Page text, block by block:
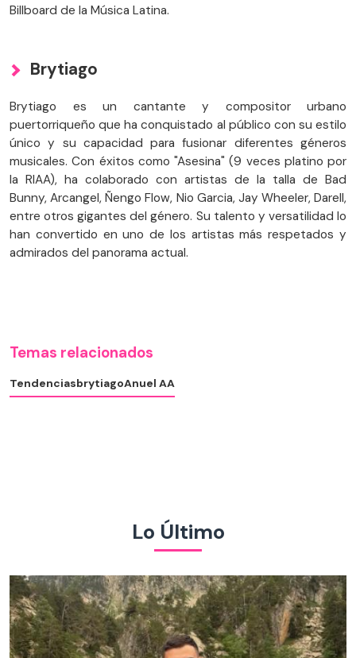
Billboard de la Música Latina.
Brytiago
Brytiago es un cantante y compositor urbano
puertorriqueño que ha conquistado al público con su estilo
único y su capacidad para fusionar diferentes géneros
musicales. Con éxitos como "Asesina" (9 veces platino por
la RIAA), ha colaborado con artistas de la talla de Bad
Bunny, Arcangel, Ñengo Flow, Nio Garcia, Jay Wheeler, Darell,
entre otros gigantes del género. Su talento y versatilidad lo
han convertido en uno de los artistas más respetados y
admirados del panorama actual.
Temas relacionados
TendenciasbrytiagoAnuel AA
Lo Último